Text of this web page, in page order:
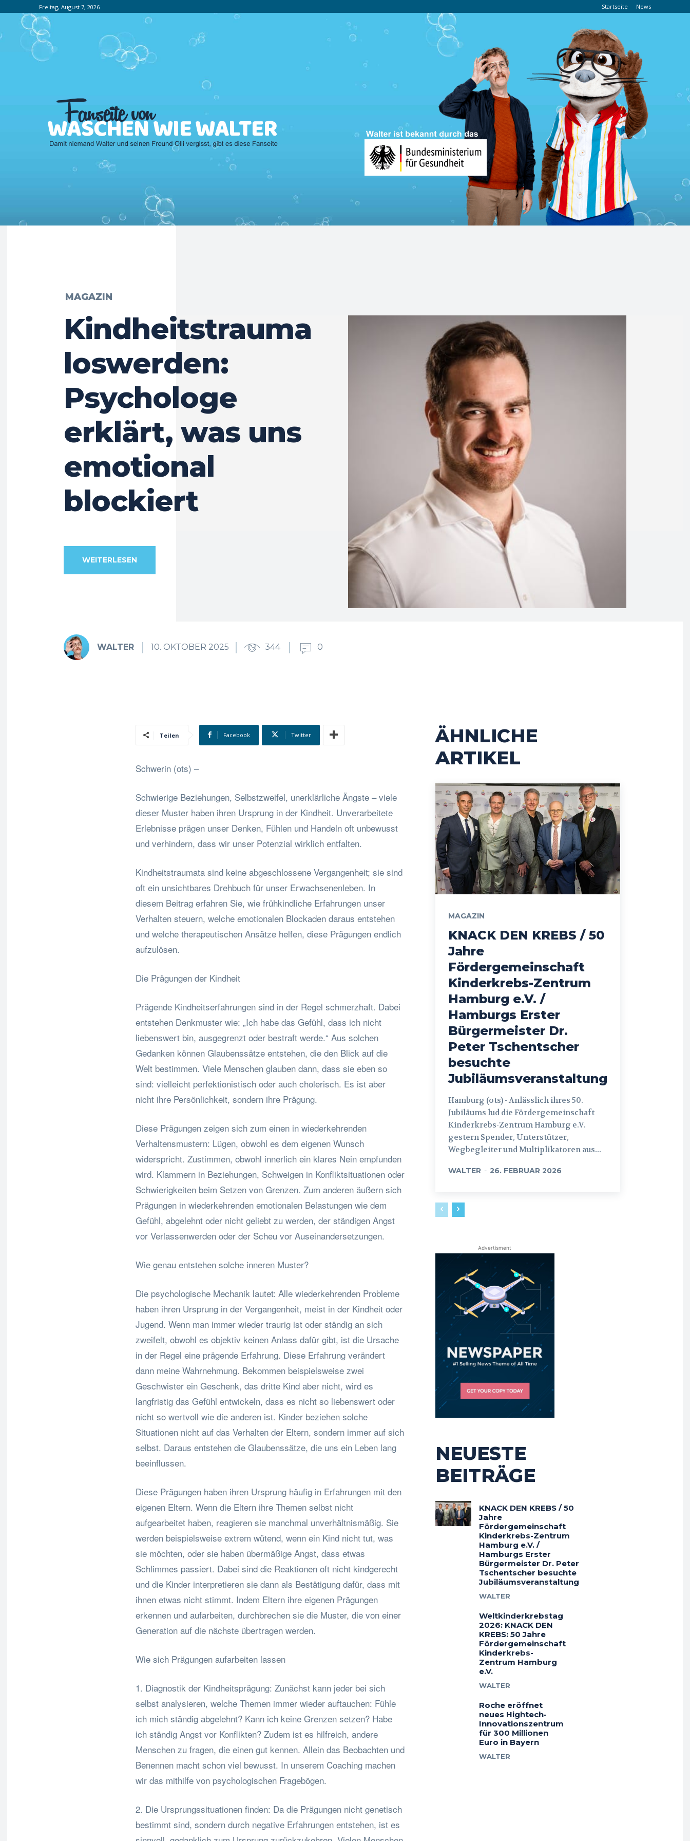
Freitag, August 7, 2026 Startseite News
MAGAZIN
Kindheitstrauma
loswerden:
Psychologe
erklärt, was uns
emotional
blockiert
WEITERLESEN
WALTER 10. OKTOBER 2025 344 0
Teilen Facebook Twitter
Schwerin (ots) –
Schwierige Beziehungen, Selbstzweifel, unerklärliche Ängste – viele
dieser Muster haben ihren Ursprung in der Kindheit. Unverarbeitete
Erlebnisse prägen unser Denken, Fühlen und Handeln oft unbewusst
und verhindern, dass wir unser Potenzial wirklich entfalten.
Kindheitstraumata sind keine abgeschlossene Vergangenheit; sie sind
oft ein unsichtbares Drehbuch für unser Erwachsenenleben. In
diesem Beitrag erfahren Sie, wie frühkindliche Erfahrungen unser
Verhalten steuern, welche emotionalen Blockaden daraus entstehen
und welche therapeutischen Ansätze helfen, diese Prägungen endlich
aufzulösen.
Die Prägungen der Kindheit
Prägende Kindheitserfahrungen sind in der Regel schmerzhaft. Dabei
entstehen Denkmuster wie: „Ich habe das Gefühl, dass ich nicht
liebenswert bin, ausgegrenzt oder bestraft werde.“ Aus solchen
Gedanken können Glaubenssätze entstehen, die den Blick auf die
Welt bestimmen. Viele Menschen glauben dann, dass sie eben so
sind: vielleicht perfektionistisch oder auch cholerisch. Es ist aber
nicht ihre Persönlichkeit, sondern ihre Prägung.
Diese Prägungen zeigen sich zum einen in wiederkehrenden
Verhaltensmustern: Lügen, obwohl es dem eigenen Wunsch
widerspricht. Zustimmen, obwohl innerlich ein klares Nein empfunden
wird. Klammern in Beziehungen, Schweigen in Konfliktsituationen oder
Schwierigkeiten beim Setzen von Grenzen. Zum anderen äußern sich
Prägungen in wiederkehrenden emotionalen Belastungen wie dem
Gefühl, abgelehnt oder nicht geliebt zu werden, der ständigen Angst
vor Verlassenwerden oder der Scheu vor Auseinandersetzungen.
Wie genau entstehen solche inneren Muster?
Die psychologische Mechanik lautet: Alle wiederkehrenden Probleme
haben ihren Ursprung in der Vergangenheit, meist in der Kindheit oder
Jugend. Wenn man immer wieder traurig ist oder ständig an sich
zweifelt, obwohl es objektiv keinen Anlass dafür gibt, ist die Ursache
in der Regel eine prägende Erfahrung. Diese Erfahrung verändert
dann meine Wahrnehmung. Bekommen beispielsweise zwei
Geschwister ein Geschenk, das dritte Kind aber nicht, wird es
langfristig das Gefühl entwickeln, dass es nicht so liebenswert oder
nicht so wertvoll wie die anderen ist. Kinder beziehen solche
Situationen nicht auf das Verhalten der Eltern, sondern immer auf sich
selbst. Daraus entstehen die Glaubenssätze, die uns ein Leben lang
beeinflussen.
Diese Prägungen haben ihren Ursprung häufig in Erfahrungen mit den
eigenen Eltern. Wenn die Eltern ihre Themen selbst nicht
aufgearbeitet haben, reagieren sie manchmal unverhältnismäßig. Sie
werden beispielsweise extrem wütend, wenn ein Kind nicht tut, was
sie möchten, oder sie haben übermäßige Angst, dass etwas
Schlimmes passiert. Dabei sind die Reaktionen oft nicht kindgerecht
und die Kinder interpretieren sie dann als Bestätigung dafür, dass mit
ihnen etwas nicht stimmt. Indem Eltern ihre eigenen Prägungen
erkennen und aufarbeiten, durchbrechen sie die Muster, die von einer
Generation auf die nächste übertragen werden.
Wie sich Prägungen aufarbeiten lassen
1. Diagnostik der Kindheitsprägung: Zunächst kann jeder bei sich
selbst analysieren, welche Themen immer wieder auftauchen: Fühle
ich mich ständig abgelehnt? Kann ich keine Grenzen setzen? Habe
ich ständig Angst vor Konflikten? Zudem ist es hilfreich, andere
Menschen zu fragen, die einen gut kennen. Allein das Beobachten und
Benennen macht schon viel bewusst. In unserem Coaching machen
wir das mithilfe von psychologischen Fragebögen.
2. Die Ursprungssituationen finden: Da die Prägungen nicht genetisch
bestimmt sind, sondern durch negative Erfahrungen entstehen, ist es
ÄHNLICHE
ARTIKEL
MAGAZIN
KNACK DEN KREBS / 50
Jahre
Fördergemeinschaft
Kinderkrebs-Zentrum
Hamburg e.V. /
Hamburgs Erster
Bürgermeister Dr.
Peter Tschentscher
besuchte
Jubiläumsveranstaltung
Hamburg (ots) - Anlässlich ihres 50.
Jubiläums lud die Fördergemeinschaft
Kinderkrebs-Zentrum Hamburg e.V.
gestern Spender, Unterstützer,
Wegbegleiter und Multiplikatoren aus...
WALTER - 26. FEBRUAR 2026
Advertisment
NEUESTE
BEITRÄGE
KNACK DEN KREBS / 50
Jahre
Fördergemeinschaft
Kinderkrebs-Zentrum
Hamburg e.V. /
Hamburgs Erster
Bürgermeister Dr. Peter
Tschentscher besuchte
Jubiläumsveranstaltung
WALTER
Weltkinderkrebstag
2026: KNACK DEN
KREBS: 50 Jahre
Fördergemeinschaft
Kinderkrebs-
Zentrum Hamburg
e.V.
WALTER
Roche eröffnet
neues Hightech-
Innovationszentrum
für 300 Millionen
Euro in Bayern
WALTER